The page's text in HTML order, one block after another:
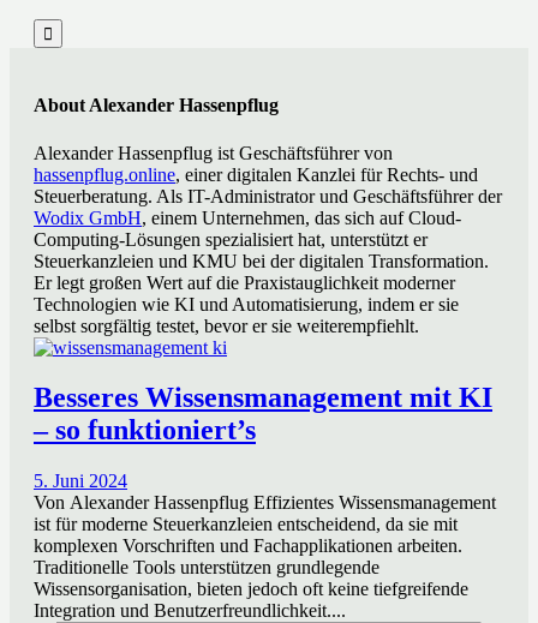

About Alexander Hassenpflug
Alexander Hassenpflug ist Geschäftsführer von
hassenpflug.online, einer digitalen Kanzlei für Rechts- und
Steuerberatung. Als IT-Administrator und Geschäftsführer der
Wodix GmbH, einem Unternehmen, das sich auf Cloud-
Computing-Lösungen spezialisiert hat, unterstützt er
Steuerkanzleien und KMU bei der digitalen Transformation.
Er legt großen Wert auf die Praxistauglichkeit moderner
Technologien wie KI und Automatisierung, indem er sie
selbst sorgfältig testet, bevor er sie weiterempfiehlt.
Besseres Wissensmanagement mit KI
– so funktioniert’s
5. Juni 2024
Von Alexander Hassenpflug Effizientes Wissensmanagement
ist für moderne Steuerkanzleien entscheidend, da sie mit
komplexen Vorschriften und Fachapplikationen arbeiten.
Traditionelle Tools unterstützen grundlegende
Wissensorganisation, bieten jedoch oft keine tiefgreifende
Integration und Benutzerfreundlichkeit....